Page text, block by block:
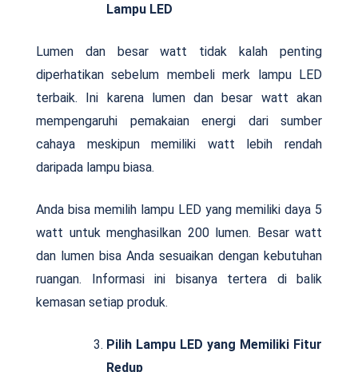
Lampu LED
Lumen dan besar watt tidak kalah penting
diperhatikan sebelum membeli merk lampu LED
terbaik. Ini karena lumen dan besar watt akan
mempengaruhi pemakaian energi dari sumber
cahaya meskipun memiliki watt lebih rendah
daripada lampu biasa.
Anda bisa memilih lampu LED yang memiliki daya 5
watt untuk menghasilkan 200 lumen. Besar watt
dan lumen bisa Anda sesuaikan dengan kebutuhan
ruangan. Informasi ini bisanya tertera di balik
kemasan setiap produk.
Pilih Lampu LED yang Memiliki Fitur
Redup